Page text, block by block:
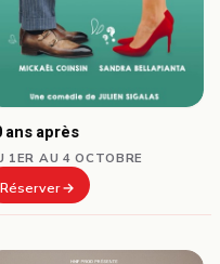
ans après
1ER AU 4 OCTOBRE
Réserver